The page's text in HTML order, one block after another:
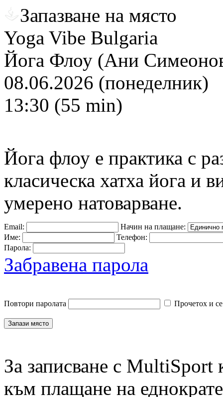
Запазване на място
Yoga Vibe Bulgaria
Йога Флоу (Ани
08.06.2026 (понеделник)
13:30 (55 min)
Йога флоу е практика с
класическа хатха йога и
умерено натоварване.
Email:
Начин на плащане:
Име:
Телефон:
Парола:
Забравена парола
Повтори паролата Прочетох и
За записване с MultiSport
към плащане на